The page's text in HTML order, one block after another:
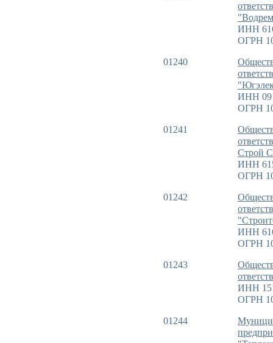
ИНН
ОГРН
01240
ИНН
ОГРН
01241
Строй
ИНН
ОГРН
01242
ИНН
ОГРН
01243
ИНН
ОГРН
01244